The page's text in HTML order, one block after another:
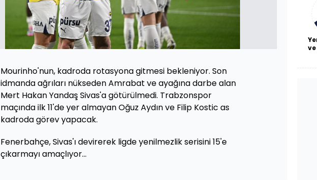
Mourinho'nun, kadroda rotasyona gitmesi bekleniyor. Son
idmanda ağrıları nükseden Amrabat ve ayağına darbe alan
Mert Hakan Yandaş Sivas'a götürülmedi. Trabzonspor
maçında ilk 11'de yer almayan Oğuz Aydın ve Filip Kostic as
kadroda görev yapacak.
Fenerbahçe, Sivas'ı devirerek ligde yenilmezlik serisini 15'e
çıkarmayı amaçlıyor...